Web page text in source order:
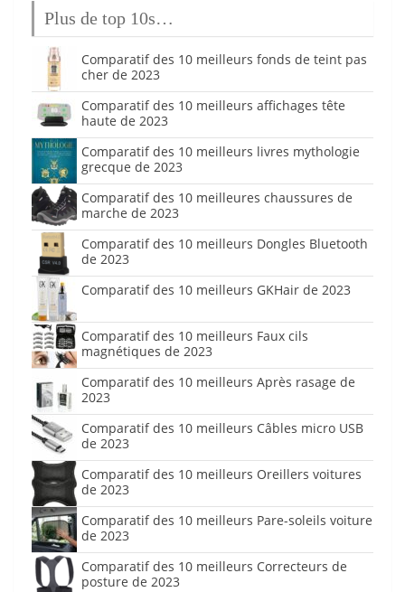
Plus de top 10s…
Comparatif des 10 meilleurs fonds de teint pas
cher de 2023
Comparatif des 10 meilleurs affichages tête
haute de 2023
Comparatif des 10 meilleurs livres mythologie
grecque de 2023
Comparatif des 10 meilleures chaussures de
marche de 2023
Comparatif des 10 meilleurs Dongles Bluetooth
de 2023
Comparatif des 10 meilleurs GKHair de 2023
Comparatif des 10 meilleurs Faux cils
magnétiques de 2023
Comparatif des 10 meilleurs Après rasage de
2023
Comparatif des 10 meilleurs Câbles micro USB
de 2023
Comparatif des 10 meilleurs Oreillers voitures
de 2023
Comparatif des 10 meilleurs Pare-soleils voiture
de 2023
Comparatif des 10 meilleurs Correcteurs de
posture de 2023